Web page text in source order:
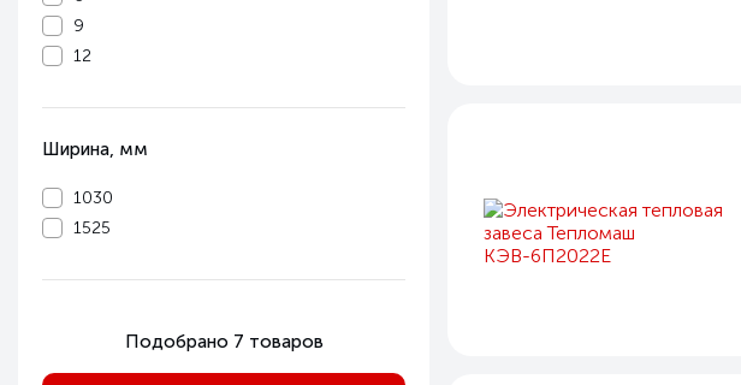
9
12
Ширина, мм
1030
1525
Подобрано 7 товаров